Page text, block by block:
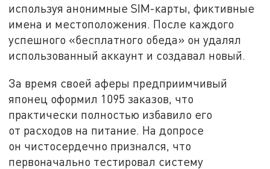
используя анонимные SIM-карты, фиктивные
имена и местоположения. После каждого
успешного «бесплатного обеда» он удалял
использованный аккаунт и создавал новый.
За время своей аферы предприимчивый
японец оформил 1095 заказов, что
практически полностью избавило его
от расходов на питание. На допросе
он чистосердечно признался, что
первоначально тестировал систему